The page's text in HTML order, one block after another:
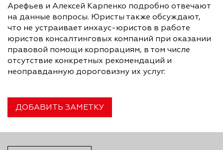
Арефьев и Алексей Карпенко подробно отвечают
на данные вопросы. Юристы также обсуждают,
что не устраивает инхаус-юристов в работе
юристов консалтинговых компаний при оказании
правовой помощи корпорациям, в том числе
отсутствие конкретных рекомендаций и
неоправданную дороговизну их услуг.
ДОБАВИТЬ ЗАМЕТКУ